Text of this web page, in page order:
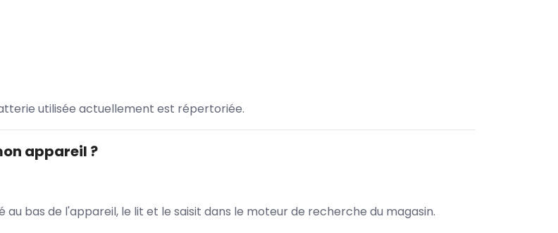
utilisée actuellement est répertoriée.
appareil ?
bas de l'appareil, le lit et le saisit dans le moteur de recherche du magasin.